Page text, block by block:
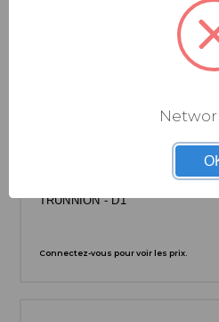
AMORTISSEUR VIVID
LINEAR XL AIR, 2 TOKENS,
TRUNNION - D1
Connectez-vous pour voir les prix.